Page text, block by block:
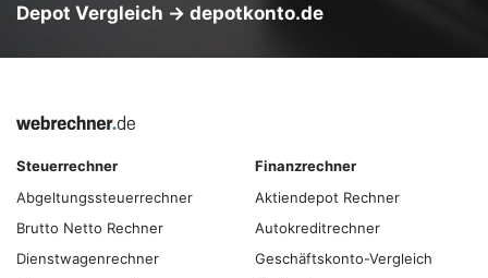
Depot Vergleich → depotkonto.de
Steuerrechner
Abgeltungs­steuer­rechner
Brutto Netto Rechner
Dienstwagenrechner
Finanzrechner
Aktiendepot Rechner
Autokreditrechner
Geschäftskonto-Vergleich